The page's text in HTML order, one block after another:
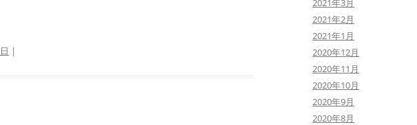
|
2021年3月
2021年2月
2021年1月
2020年12月
2020年11月
2020年10月
2020年9月
2020年8月